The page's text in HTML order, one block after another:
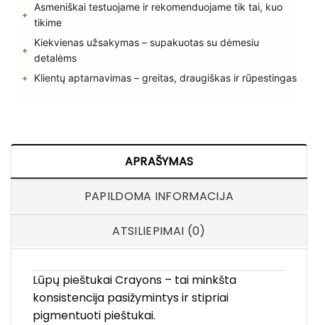
Asmeniškai testuojame ir rekomenduojame tik tai, kuo
tikime
Kiekvienas užsakymas – supakuotas su dėmesiu
detalėms
Klientų aptarnavimas – greitas, draugiškas ir rūpestingas
APRAŠYMAS
PAPILDOMA INFORMACIJA
ATSILIEPIMAI (0)
Lūpų pieštukai Crayons – tai minkšta
konsistencija pasižymintys ir stipriai
pigmentuoti pieštukai.